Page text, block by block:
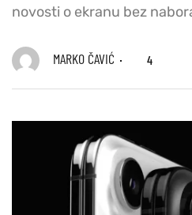
novosti o ekranu bez
MARKO ČAVIĆ 4